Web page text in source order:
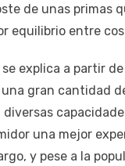
de unas primas
equilibrio entre
explica a partir de
gran cantidad
una mejor
y pese a la